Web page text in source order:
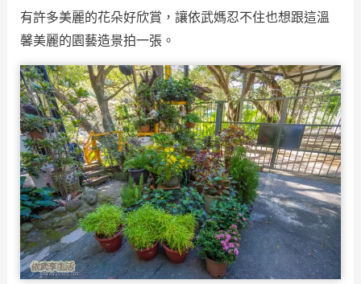
有許多美麗的花朵好欣賞，讓依武媽忍不住也想跟這溫
馨美麗的園藝造景拍一張。